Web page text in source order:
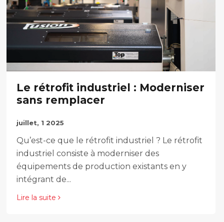
Le rétrofit industriel : Moderniser
sans remplacer
juillet, 1 2025
Qu’est-ce que le rétrofit industriel ? Le rétrofit
industriel consiste à moderniser des
équipements de production existants en y
intégrant de...
Lire la suite